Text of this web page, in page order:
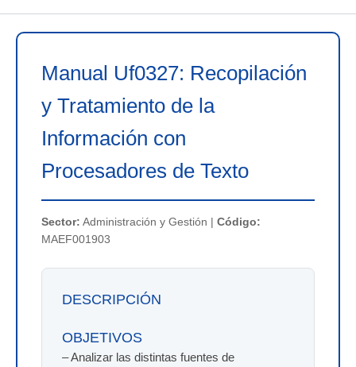
Manual Uf0327: Recopilación
y Tratamiento de la
Información con
Procesadores de Texto
Sector: Administración y Gestión | Código:
MAEF001903
DESCRIPCIÓN
OBJETIVOS
– Analizar las distintas fuentes de